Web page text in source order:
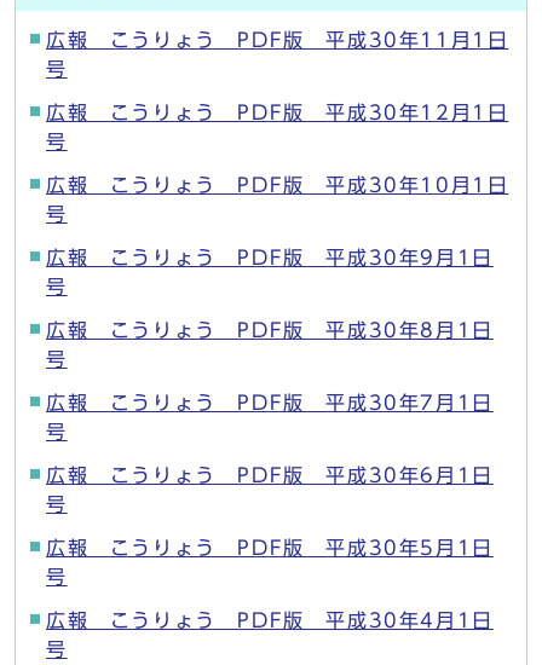
広報 こうりょう PDF版 平成30年11月1日
号
広報 こうりょう PDF版 平成30年12月1日
号
広報 こうりょう PDF版 平成30年10月1日
号
広報 こうりょう PDF版 平成30年9月1日
号
広報 こうりょう PDF版 平成30年8月1日
号
広報 こうりょう PDF版 平成30年7月1日
号
広報 こうりょう PDF版 平成30年6月1日
号
広報 こうりょう PDF版 平成30年5月1日
号
広報 こうりょう PDF版 平成30年4月1日
号